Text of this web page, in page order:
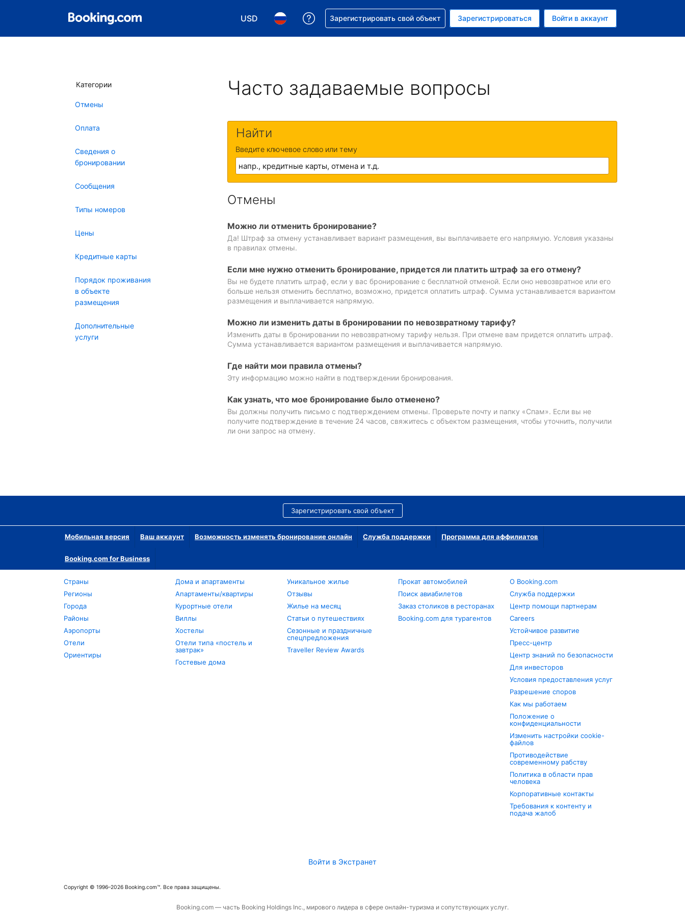
USD
Выберите валюту. Текущая валюта — Доллар США
Выберите язык. Текущий язык — На русском
Получите помощь с бронированием
Зарегистрировать свой объект Зарегистрироваться Войти в аккаунт
Категории
Отмены
Оплата
Сведения о
бронировании
Сообщения
Типы номеров
Цены
Кредитные карты
Порядок проживания
в объекте
размещения
Дополнительные
услуги
Часто задаваемые вопросы
Найти
Введите ключевое слово или тему
Отмены
Можно ли отменить бронирование?
Да! Штраф за отмену устанавливает вариант размещения, вы выплачиваете его напрямую. Условия указаны
в правилах отмены.
Если мне нужно отменить бронирование, придется ли платить штраф за его отмену?
Вы не будете платить штраф, если у вас бронирование с бесплатной отменой. Если оно невозвратное или его
больше нельзя отменить бесплатно, возможно, придется оплатить штраф. Сумма устанавливается вариантом
размещения и выплачивается напрямую.
Можно ли изменить даты в бронировании по невозвратному тарифу?
Изменить даты в бронировании по невозвратному тарифу нельзя. При отмене вам придется оплатить штраф.
Сумма устанавливается вариантом размещения и выплачивается напрямую.
Где найти мои правила отмены?
Эту информацию можно найти в подтверждении бронирования.
Как узнать, что мое бронирование было отменено?
Вы должны получить письмо с подтверждением отмены. Проверьте почту и папку «Спам». Если вы не
получите подтверждение в течение 24 часов, свяжитесь с объектом размещения, чтобы уточнить, получили
ли они запрос на отмену.
Зарегистрировать свой объект
Мобильная версия Ваш аккаунт Возможность изменять бронирование онлайн Служба поддержки Программа для аффилиатов
Booking.com for Business
Страны
Регионы
Города
Районы
Аэропорты
Отели
Ориентиры
Дома и апартаменты
Апартаменты/квартиры
Курортные отели
Виллы
Хостелы
Отели типа «постель и
завтрак»
Гостевые дома
Уникальное жилье
Отзывы
Жилье на месяц
Статьи о путешествиях
Сезонные и праздничные
спецпредложения
Traveller Review Awards
Прокат автомобилей
Поиск авиабилетов
Заказ столиков в ресторанах
Booking.com для турагентов
О Booking.com
Служба поддержки
Центр помощи партнерам
Careers
Устойчивое развитие
Пресс-центр
Центр знаний по безопасности
Для инвесторов
Условия предоставления услуг
Разрешение споров
Как мы работаем
Положение о
конфиденциальности
Изменить настройки cookie-
файлов
Противодействие
современному рабству
Политика в области прав
человека
Корпоративные контакты
Требования к контенту и
подача жалоб
Войти в Экстранет
Copyright © 1996–2026 Booking.com™. Все права защищены.
Booking.com — часть Booking Holdings Inc., мирового лидера в сфере онлайн-туризма и сопутствующих услуг.